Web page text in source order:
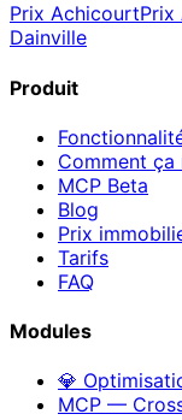
Prix AchicourtPrix
Dainville
Produit
Comment ça
MCP Beta
Blog
Prix
Tarifs
FAQ
Modules
💎
MCP —